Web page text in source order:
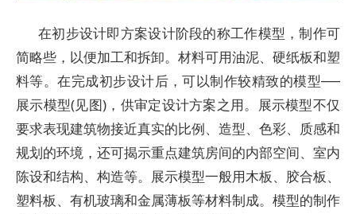
在初步设计即方案设计阶段的称工作模型，制作可
简略些，以便加工和拆卸。材料可用油泥、硬纸板和塑
料等。在完成初步设计后，可以制作较精致的模型──
展示模型(见图)，供审定设计方案之用。展示模型不仅
要求表现建筑物接近真实的比例、造型、色彩、质感和
规划的环境，还可揭示重点建筑房间的内部空间、室内
陈设和结构、构造等。展示模型一般用木板、胶合板、
塑料板、有机玻璃和金属薄板等材料制成。模型的制作